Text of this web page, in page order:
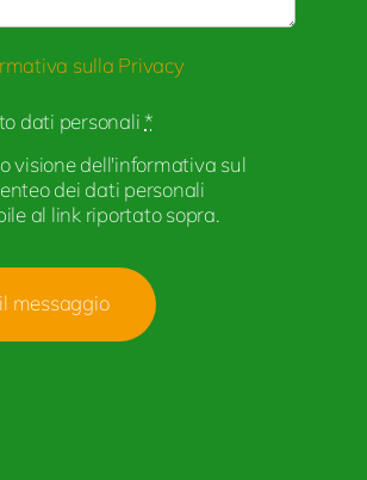
sulla Privacy
dati personali*
visione dell'informativa sul
dei dati personali
al link riportato sopra.
messaggio